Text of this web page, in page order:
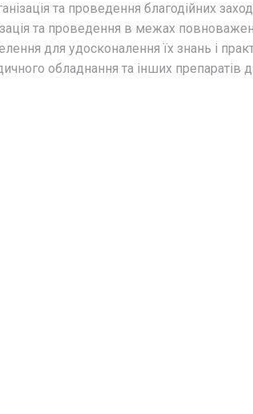
та проведення благодійних
та проведення в межах
для удосконалення їх знань і
обладнання та інших препаратів